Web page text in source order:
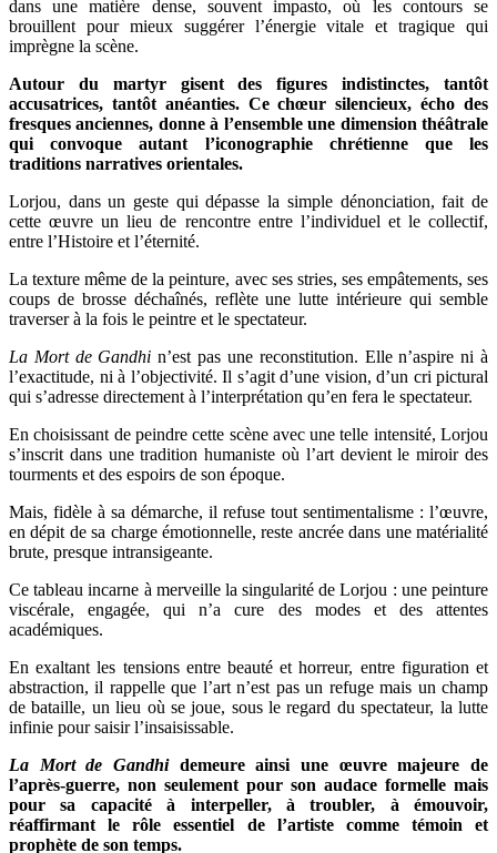
dans une matière dense, souvent impasto, où les contours se
brouillent pour mieux suggérer l’énergie vitale et tragique qui
imprègne la scène.
Autour du martyr gisent des figures indistinctes, tantôt
accusatrices, tantôt anéanties. Ce chœur silencieux, écho des
fresques anciennes, donne à l’ensemble une dimension théâtrale
qui convoque autant l’iconographie chrétienne que les
traditions narratives orientales.
Lorjou, dans un geste qui dépasse la simple dénonciation, fait de
cette œuvre un lieu de rencontre entre l’individuel et le collectif,
entre l’Histoire et l’éternité.
La texture même de la peinture, avec ses stries, ses empâtements, ses
coups de brosse déchaînés, reflète une lutte intérieure qui semble
traverser à la fois le peintre et le spectateur.
La Mort de Gandhi n’est pas une reconstitution. Elle n’aspire ni à
l’exactitude, ni à l’objectivité. Il s’agit d’une vision, d’un cri pictural
qui s’adresse directement à l’interprétation qu’en fera le spectateur.
En choisissant de peindre cette scène avec une telle intensité, Lorjou
s’inscrit dans une tradition humaniste où l’art devient le miroir des
tourments et des espoirs de son époque.
Mais, fidèle à sa démarche, il refuse tout sentimentalisme : l’œuvre,
en dépit de sa charge émotionnelle, reste ancrée dans une matérialité
brute, presque intransigeante.
Ce tableau incarne à merveille la singularité de Lorjou : une peinture
viscérale, engagée, qui n’a cure des modes et des attentes
académiques.
En exaltant les tensions entre beauté et horreur, entre figuration et
abstraction, il rappelle que l’art n’est pas un refuge mais un champ
de bataille, un lieu où se joue, sous le regard du spectateur, la lutte
infinie pour saisir l’insaisissable.
La Mort de Gandhidemeure ainsi une œuvre majeure de
l’après-guerre, non seulement pour son audace formelle mais
pour sa capacité à interpeller, à troubler, à émouvoir,
réaffirmant le rôle essentiel de l’artiste comme témoin et
prophète de son temps.